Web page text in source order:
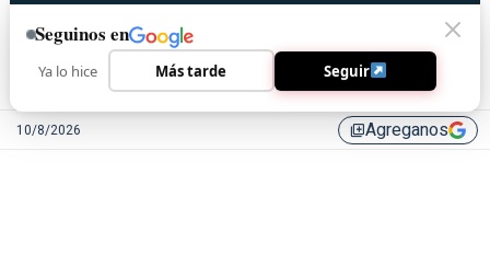
10/8/2026 library_addAgreganos
Seguinos en
Ya lo hice Más tarde Seguir